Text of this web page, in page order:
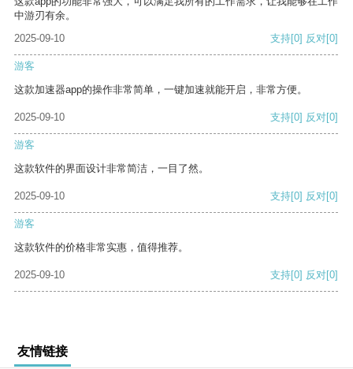
中游刃有余。
2025-09-10
支持[0] 反对[0]
游客
这款加速器app的操作非常简单，一键加速就能开启，非常方便。
2025-09-10 支持[0] 反对[0]
游客
这款软件的界面设计非常简洁，一目了然。
2025-09-10 支持[0] 反对[0]
游客
这款软件的价格非常实惠，值得推荐。
2025-09-10 支持[0] 反对[0]
友情链接